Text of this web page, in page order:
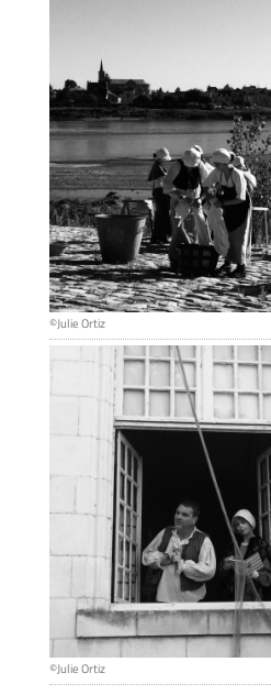
©Julie Ortiz
©Julie Ortiz